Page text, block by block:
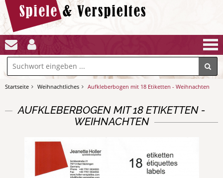
Startseite Weihnachtliches Aufkleberbogen mit 18 Etiketten - Weihnachten
AUFKLEBERBOGEN MIT 18 ETIKETTEN -
WEIHNACHTEN